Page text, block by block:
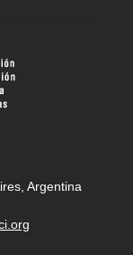
Argentina